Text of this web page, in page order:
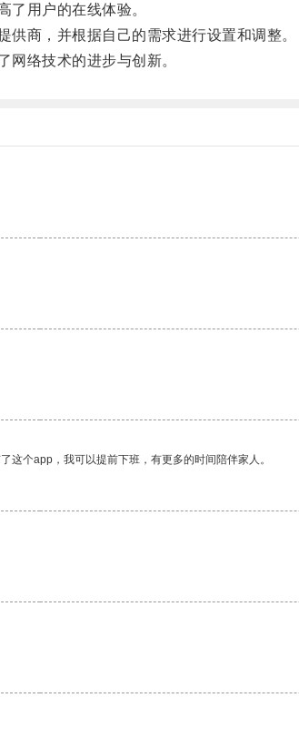
用户的在线体验。
商，并根据自己的需求进行设置和调整。
络技术的进步与创新。
个app，我可以提前下班，有更多的时间陪伴家人。